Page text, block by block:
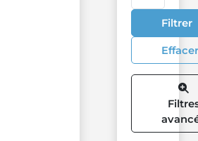
Filtrer
Effacer